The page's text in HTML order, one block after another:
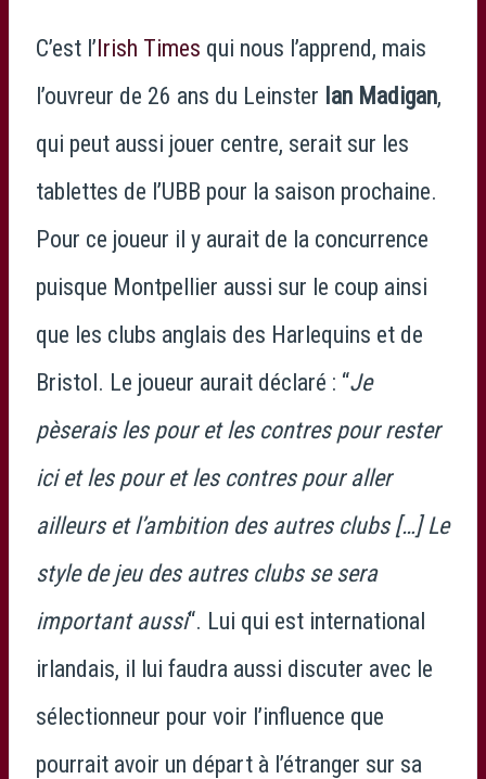
C’est l’Irish Times qui nous l’apprend, mais
l’ouvreur de 26 ans du Leinster Ian Madigan,
qui peut aussi jouer centre, serait sur les
tablettes de l’UBB pour la saison prochaine.
Pour ce joueur il y aurait de la concurrence
puisque Montpellier aussi sur le coup ainsi
que les clubs anglais des Harlequins et de
Bristol. Le joueur aurait déclaré : “Je
pèserais les pour et les contres pour rester
ici et les pour et les contres pour aller
ailleurs et l’ambition des autres clubs […] Le
style de jeu des autres clubs se sera
important aussi“. Lui qui est international
irlandais, il lui faudra aussi discuter avec le
sélectionneur pour voir l’influence que
pourrait avoir un départ à l’étranger sur sa